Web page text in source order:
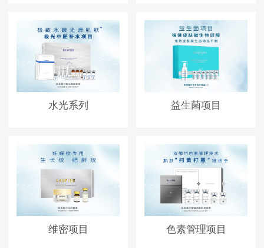
水光系列 益生菌项目
维密项目 色素管理项目